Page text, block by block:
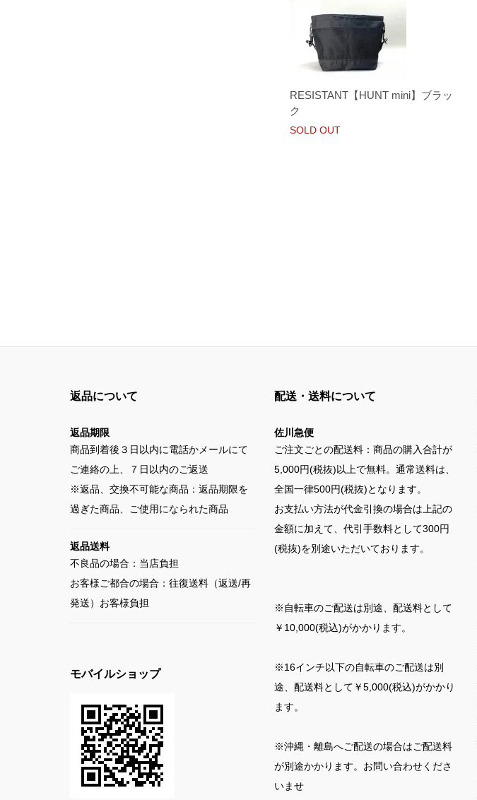
RESISTANT【HUNT mini】ブラッ
ク
SOLD OUT
返品について
返品期限
商品到着後３日以内に電話かメールにて
ご連絡の上、７日以内のご返送
※返品、交換不可能な商品：返品期限を
過ぎた商品、ご使用になられた商品
返品送料
不良品の場合：当店負担
お客様ご都合の場合：往復送料（返送/再
発送）お客様負担
配送・送料について
佐川急便
ご注文ごとの配送料：商品の購入合計が
5,000円(税抜)以上で無料。通常送料は、
全国一律500円(税抜)となります。
お支払い方法が代金引換の場合は上記の
金額に加えて、代引手数料として300円
(税抜)を別途いただいております。
※自転車のご配送は別途、配送料として
￥10,000(税込)がかかります。
※16インチ以下の自転車のご配送は別
途、配送料として￥5,000(税込)がかかり
ます。
※沖縄・離島へご配送の場合はご配送料
が別途かかります。お問い合わせくださ
いませ
モバイルショップ